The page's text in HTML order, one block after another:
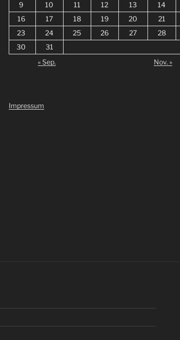
9
10 11 12 13 14
16
17 18 19 20 21
23
24 25 26 27 28
30
31
« Sep.
Nov. »
Impressum